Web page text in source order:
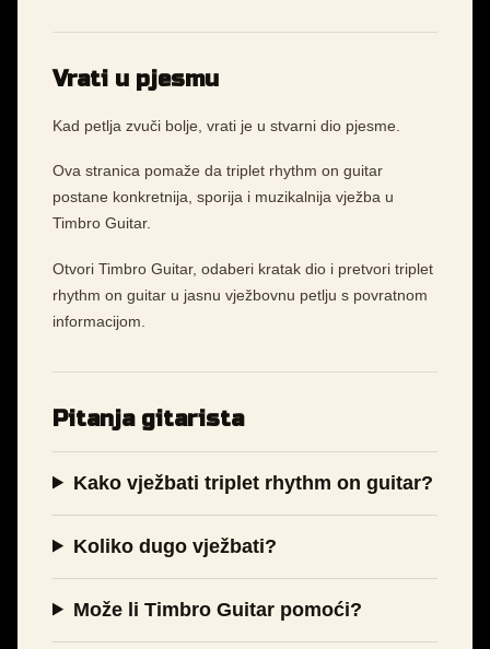
Vrati u pjesmu
Kad petlja zvuči bolje, vrati je u stvarni dio pjesme.
Ova stranica pomaže da triplet rhythm on guitar
postane konkretnija, sporija i muzikalnija vježba u
Timbro Guitar.
Otvori Timbro Guitar, odaberi kratak dio i pretvori triplet
rhythm on guitar u jasnu vježbovnu petlju s povratnom
informacijom.
Pitanja gitarista
Kako vježbati triplet rhythm on guitar?
Koliko dugo vježbati?
Može li Timbro Guitar pomoći?